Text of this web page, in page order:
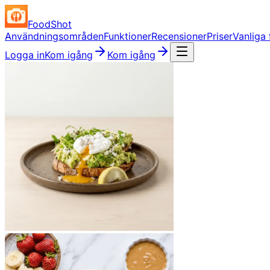
FoodShot
AnvändningsområdenFunktionerRecensionerPriserVanliga
Logga inKom igång Kom igång